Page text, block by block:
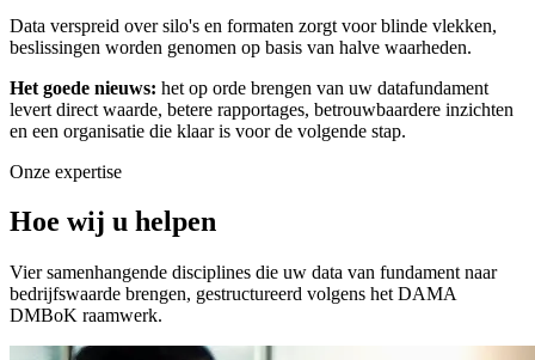
Data verspreid over silo's en formaten zorgt voor blinde vlekken,
beslissingen worden genomen op basis van halve waarheden.
Het goede nieuws: het op orde brengen van uw datafundament
levert direct waarde, betere rapportages, betrouwbaardere inzichten
en een organisatie die klaar is voor de volgende stap.
Onze expertise
Hoe wij u helpen
Vier samenhangende disciplines die uw data van fundament naar
bedrijfswaarde brengen, gestructureerd volgens het DAMA
DMBoK raamwerk.